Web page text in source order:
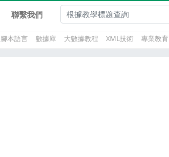
聯繫我們
腳本語言 數據庫 大數據教程 XML技術 專業教育